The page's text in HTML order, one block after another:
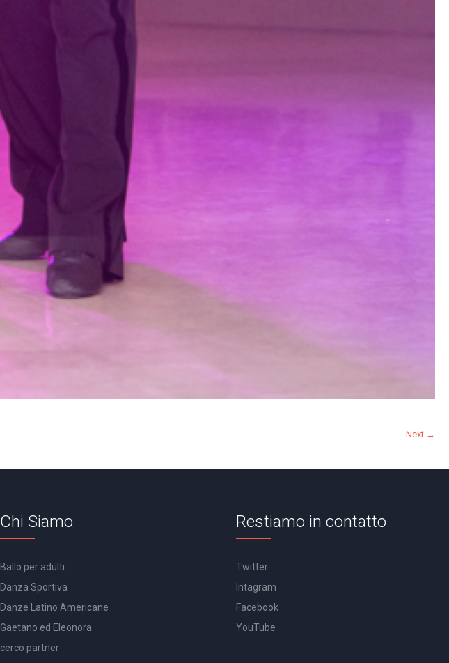
Next →
Chi Siamo
Ballo per adulti
Danza Sportiva
Danze Latino Americane
Gaetano ed Eleonora
cerco partner
Restiamo in contatto
Twitter
Intagram
Facebook
YouTube